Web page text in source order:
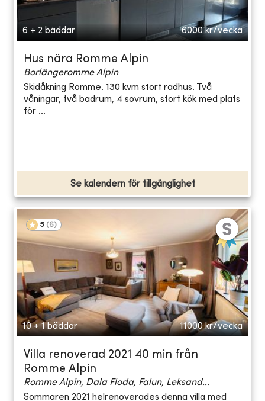
6 + 2 bäddar 6000 kr/vecka
Hus nära Romme Alpin
Borlängeromme Alpin
Skidåkning Romme. 130 kvm stort radhus. Två
våningar, två badrum, 4 sovrum, stort kök med plats
för ...
Se kalendern för tillgänglighet
5 (6)
10 + 1 bäddar 11000 kr/vecka
Villa renoverad 2021 40 min från
Romme Alpin
Romme Alpin, Dala Floda, Falun, Leksand...
Sommaren 2021 helrenoverades denna villa med